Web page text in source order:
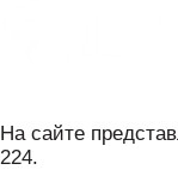
На сайте
224.